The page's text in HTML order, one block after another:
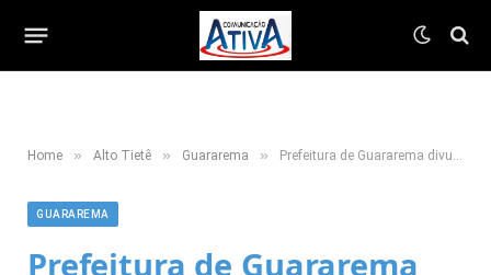
Home » Alto Tietê » Guararema » Prefeitura de Guararema divulga funcionamento de serviços durante o feriado prolongado
GUARAREMA
Prefeitura de Guararema